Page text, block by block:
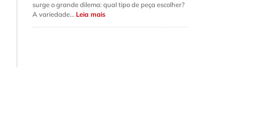
surge o grande dilema: qual tipo de peça escolher?
A variedade… Leia mais:
Peça
genuína,